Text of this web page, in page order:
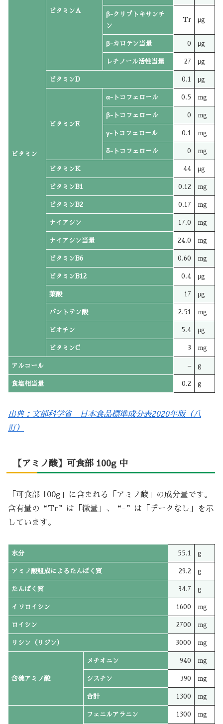
ビタミン
ビタミンA
β-クリプトキサンチ
ン
Tr μg
β-カロテン当量 0 μg
レチノール活性当量 27 μg
ビタミンD 0.1 μg
ビタミンE
α-トコフェロール 0.5 mg
β-トコフェロール 0 mg
γ-トコフェロール 0.1 mg
δ-トコフェロール 0 mg
ビタミンK 44 μg
ビタミンB1 0.12 mg
ビタミンB2 0.17 mg
ナイアシン 17.0 mg
ナイアシン当量 24.0 mg
ビタミンB6 0.60 mg
ビタミンB12 0.4 μg
葉酸 17 μg
パントテン酸 2.51 mg
ビオチン 5.4 μg
ビタミンC 3 mg
アルコール – g
食塩相当量 0.2 g
出典：文部科学省 日本食品標準成分表2020年版（八
訂）
【アミノ酸】可食部 100g 中
「可食部 100g」に含まれる「アミノ酸」の成分量です。
含有量の“Tr”は「微量」、“-”は「データなし」を示
しています。
水分 55.1 g
アミノ酸組成によるたんぱく質 29.2 g
たんぱく質 34.7 g
イソロイシン 1600 mg
ロイシン 2700 mg
リシン（リジン） 3000 mg
含硫アミノ酸
メチオニン 940 mg
シスチン 390 mg
合計 1300 mg
フェニルアラニン 1300 mg